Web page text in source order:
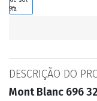
DESCRIÇÃO DO
Mont Blanc 696